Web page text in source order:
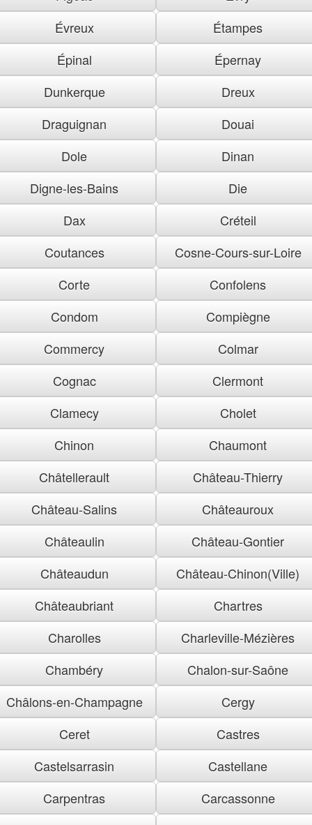
Évreux
Étampes
Épinal
Épernay
Dunkerque
Dreux
Draguignan
Douai
Dole
Dinan
Digne-les-Bains
Die
Dax
Créteil
Coutances
Cosne-Cours-sur-Loire
Corte
Confolens
Condom
Compiègne
Commercy
Colmar
Cognac
Clermont
Clamecy
Cholet
Chinon
Chaumont
Châtellerault
Château-Thierry
Château-Salins
Châteauroux
Châteaulin
Château-Gontier
Châteaudun
Château-Chinon(Ville)
Châteaubriant
Chartres
Charolles
Charleville-Mézières
Chambéry
Chalon-sur-Saône
Châlons-en-Champagne
Cergy
Ceret
Castres
Castelsarrasin
Castellane
Carpentras
Carcassonne